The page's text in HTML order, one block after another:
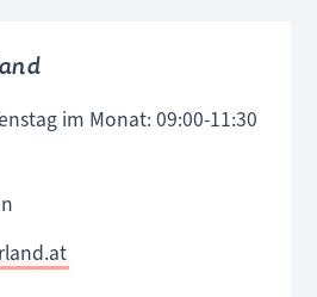
im Monat: 09:00-11:30